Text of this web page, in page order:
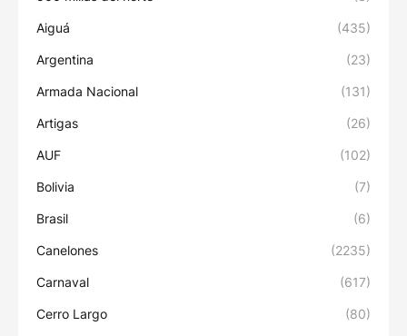
Aiguá (435)
Argentina (23)
Armada Nacional (131)
Artigas (26)
AUF (102)
Bolivia (7)
Brasil (6)
Canelones (2235)
Carnaval (617)
Cerro Largo (80)